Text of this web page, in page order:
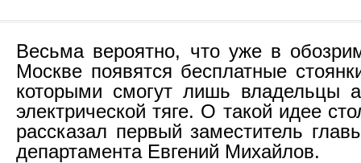
Весьма вероятно, что уже в
Москве появятся бесплатные
которыми смогут лишь владельцы
электрической тяге. О такой идее
рассказал первый заместитель
департамента Евгений Михайлов.